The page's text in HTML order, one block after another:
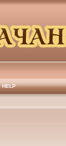
HELP